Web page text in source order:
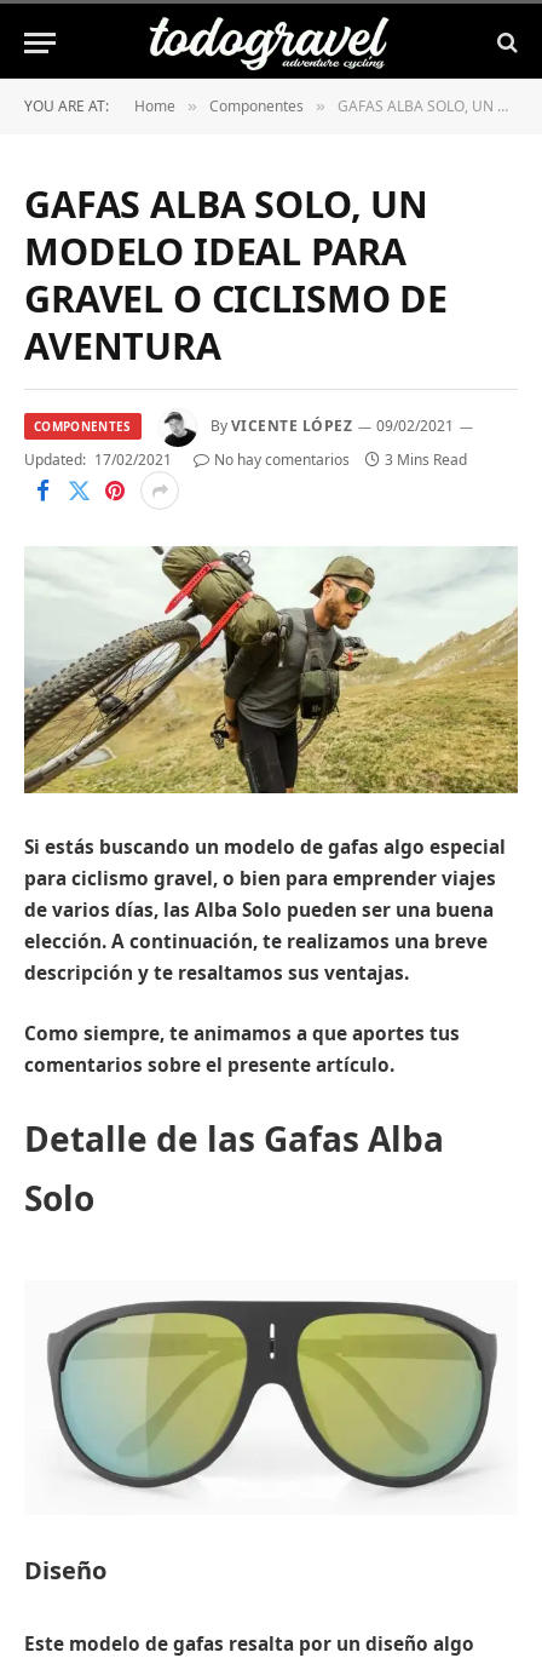
YOU ARE AT: Home » Componentes » GAFAS ALBA SOLO, UN MODELO IDEAL PARA GRAVEL O CICLISMO DE AVENTURA
GAFAS ALBA SOLO, UN
MODELO IDEAL PARA
GRAVEL O CICLISMO DE
AVENTURA
COMPONENTES ByVICENTE LÓPEZ
09/02/2021
Updated: 17/02/2021 No hay comentarios 3 Mins Read
Si estás buscando un modelo de gafas algo especial
para ciclismo gravel, o bien para emprender viajes
de varios días, las Alba Solo pueden ser una buena
elección. A continuación, te realizamos una breve
descripción y te resaltamos sus ventajas.
Como siempre, te animamos a que aportes tus
comentarios sobre el presente artículo.
Detalle de las Gafas Alba
Solo
Diseño
Este modelo de gafas resalta por un diseño algo